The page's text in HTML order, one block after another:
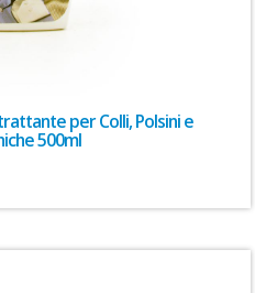
per Colli, Polsini e
500ml